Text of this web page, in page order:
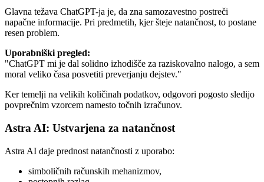
Glavna težava ChatGPT-ja je, da zna samozavestno postreči
napačne informacije. Pri predmetih, kjer šteje natančnost, to postane
resen problem.
Uporabniški pregled:
"ChatGPT mi je dal solidno izhodišče za raziskovalno nalogo, a sem
moral veliko časa posvetiti preverjanju dejstev."
Ker temelji na velikih količinah podatkov, odgovori pogosto sledijo
povprečnim vzorcem namesto točnih izračunov.
Astra AI: Ustvarjena za natančnost
Astra AI daje prednost natančnosti z uporabo:
simboličnih računskih mehanizmov,